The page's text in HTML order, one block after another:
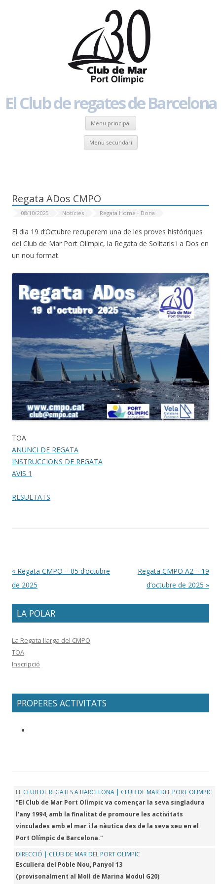
El Club de regates de Barcelona
Menu principal Skip to content
Menu secundari Skip to content
Regata ADos CMPO
08/10/2025 Notícies Regata Home - Dona
El dia 19 d’Octubre recuperem una de les proves históriques
del Club de Mar Port Olímpic, la Regata de Solitaris i a Dos en
un nou format.
TOA
ANUNCI DE REGATA
INSTRUCCIONS DE REGATA
AVIS 1
RESULTATS
Post navigation
« Regata CMPO – 05 d’octubre
de 2025
Regata CMPO A2 – 19
d’octubre de 2025 »
LA POLAR
La Regata llarga del CMPO
TOA
Inscripció
PROPERES ACTIVITATS
EL CLUB DE REGATES A BARCELONA | CLUB DE MAR DEL PORT OLIMPIC
"El Club de Mar Port Olímpic va començar la seva singladura
l'any 1994, amb la finalitat de promoure les activitats
vinculades amb el mar i la nàutica des de la seva seu en el
Port Olímpic de Barcelona."
DIRECCIÓ | CLUB DE MAR DEL PORT OLIMPIC
Escullera del Poble Nou, Panyol 13
(provisonalment al Moll de Marina Modul G20)